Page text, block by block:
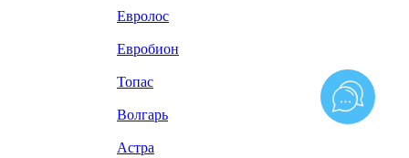
Евролос
Евробион
Топас
Волгарь
Астра